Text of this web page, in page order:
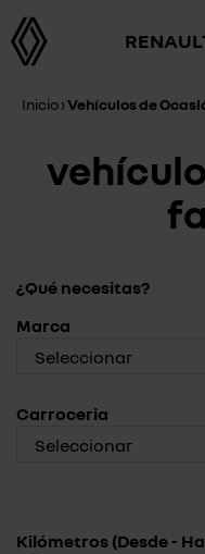
Inicio›Vehículos de
¿Qué necesitas?
Marca
Carroceria
Kilómetros (Desde -